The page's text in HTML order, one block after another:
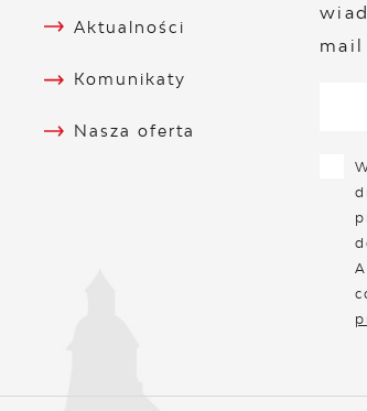
Aktualności
Komunikaty
Nasza oferta
mail